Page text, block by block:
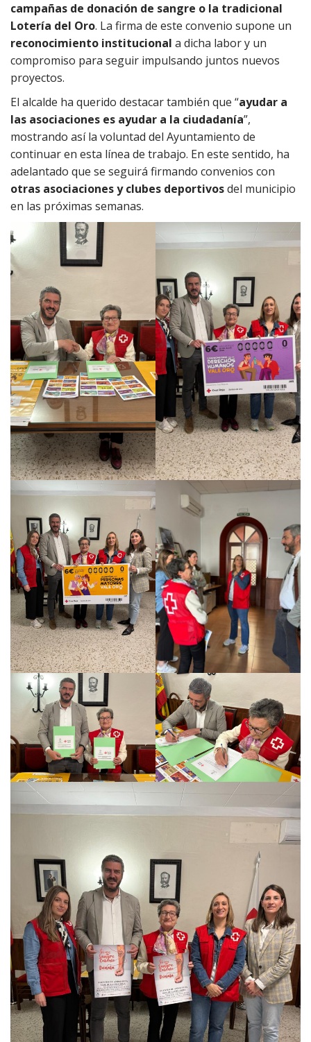
campañas de donación de sangre o la tradicional
Lotería del Oro. La firma de este convenio supone un
reconocimiento institucional a dicha labor y un
compromiso para seguir impulsando juntos nuevos
proyectos.
El alcalde ha querido destacar también que “ayudar a
las asociaciones es ayudar a la ciudadanía”,
mostrando así la voluntad del Ayuntamiento de
continuar en esta línea de trabajo. En este sentido, ha
adelantado que se seguirá firmando convenios con
otras asociaciones y clubes deportivosdel municipio
en las próximas semanas.